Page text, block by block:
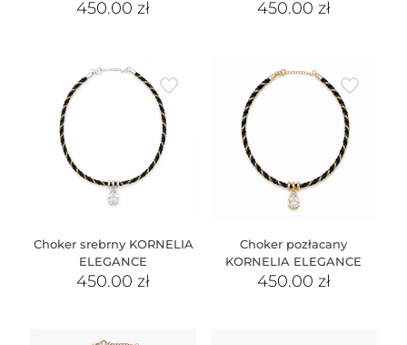
450.00zł 450.00 zł
Choker srebrny KORNELIA
ELEGANCE
450.00zł
Choker pozłacany
KORNELIA ELEGANCE
450.00 zł